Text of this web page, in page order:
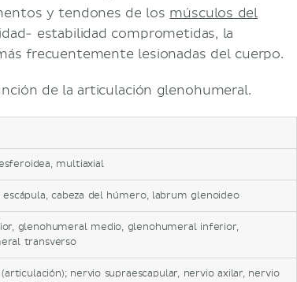
y tendones de los músculos del
estabilidad comprometidas, la
frecuentemente lesionadas del cuerpo.
de la articulación glenohumeral.
multiaxial
escápula, cabeza del húmero, labrum glenoideo
glenohumeral medio, glenohumeral inferior,
transverso
nervio supraescapular, nervio axilar, nervio